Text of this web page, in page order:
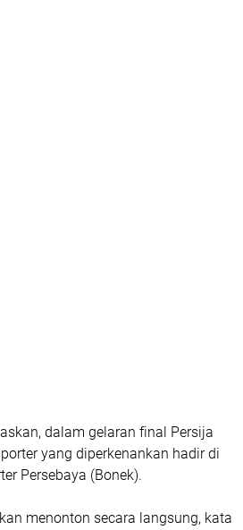
dalam gelaran final Persija
yang diperkenankan hadir di
Persebaya (Bonek).
menonton secara langsung, kata